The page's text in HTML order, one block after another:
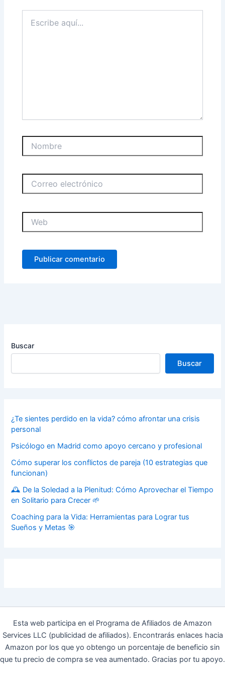
aquí...
electrónico
Buscar
Buscar
¿Te sientes perdido en la vida? cómo afrontar una crisis
personal
Psicólogo en Madrid como apoyo cercano y profesional
Cómo superar los conflictos de pareja (10 estrategias que
funcionan)
🕰️ De la Soledad a la Plenitud: Cómo Aprovechar el Tiempo
en Solitario para Crecer 🌱
Coaching para la Vida: Herramientas para Lograr tus
Sueños y Metas 🎯
Esta web participa en el Programa de Afiliados de Amazon
Services LLC (publicidad de afiliados). Encontrarás enlaces hacia
Amazon por los que yo obtengo un porcentaje de beneficio sin
que tu precio de compra se vea aumentado. Gracias por tu apoyo.